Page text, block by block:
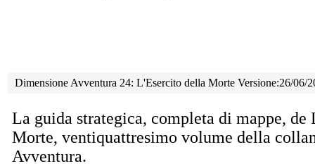
Dimensione Avventura 24: L'Esercito della Morte Versione:26/06/
La guida strategica, completa di mappe, de
Morte, ventiquattresimo volume della
Avventura.